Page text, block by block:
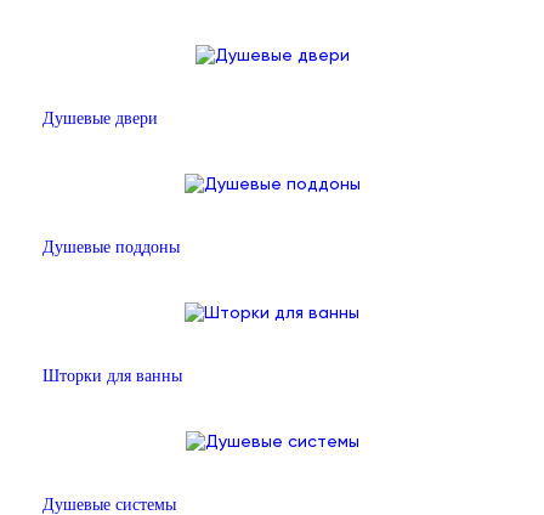
Душевые двери
Душевые поддоны
Шторки для ванны
Душевые системы